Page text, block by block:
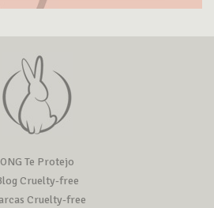
ONG Te Protejo
Cruelty-free
Cruelty-free